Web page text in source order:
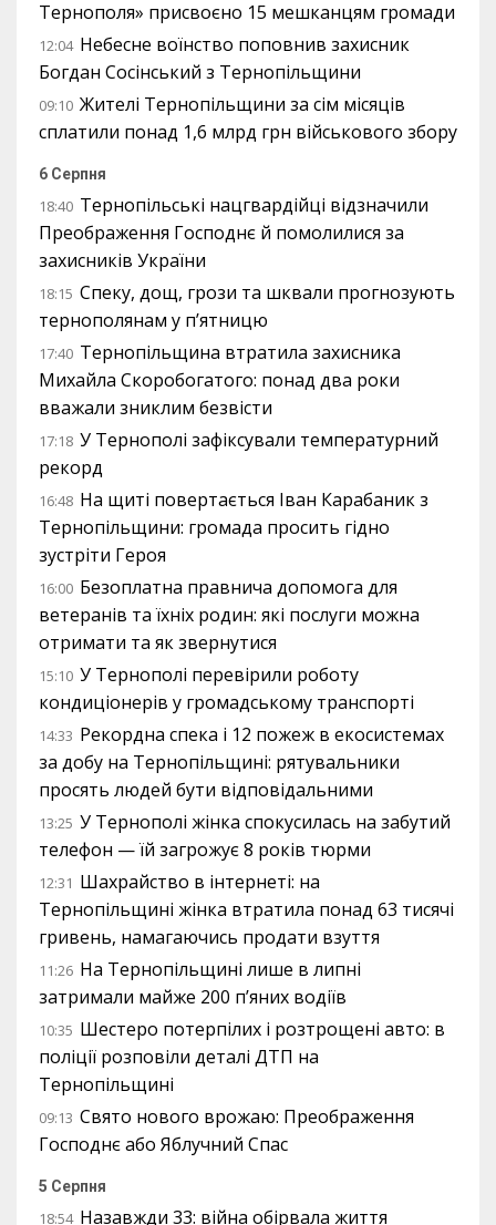
Тернополя» присвоєно 15 мешканцям громади
12:04 Небесне воїнство поповнив захисник
Богдан Сосінський з Тернопільщини
09:10 Жителі Тернопільщини за сім місяців
сплатили понад 1,6 млрд грн військового збору
6 Серпня
18:40 Тернопільські нацгвардійці відзначили
Преображення Господнє й помолилися за
захисників України
18:15 Спеку, дощ, грози та шквали прогнозують
тернополянам у п’ятницю
17:40 Тернопільщина втратила захисника
Михайла Скоробогатого: понад два роки
вважали зниклим безвісти
17:18 У Тернополі зафіксували температурний
рекорд
16:48 На щиті повертається Іван Карабаник з
Тернопільщини: громада просить гідно
зустріти Героя
16:00 Безоплатна правнича допомога для
ветеранів та їхніх родин: які послуги можна
отримати та як звернутися
15:10 У Тернополі перевірили роботу
кондиціонерів у громадському транспорті
14:33 Рекордна спека і 12 пожеж в екосистемах
за добу на Тернопільщині: рятувальники
просять людей бути відповідальними
13:25 У Тернополі жінка спокусилась на забутий
телефон — їй загрожує 8 років тюрми
12:31 Шахрайство в інтернеті: на
Тернопільщині жінка втратила понад 63 тисячі
гривень, намагаючись продати взуття
11:26 На Тернопільщині лише в липні
затримали майже 200 п’яних водіїв
10:35 Шестеро потерпілих і розтрощені авто: в
поліції розповіли деталі ДТП на
Тернопільщині
09:13 Свято нового врожаю: Преображення
Господнє або Яблучний Спас
5 Серпня
18:54 Назавжди 33: війна обірвала життя